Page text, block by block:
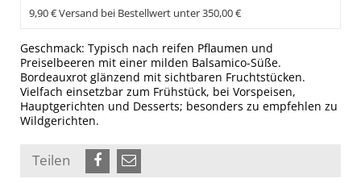
9,90 € Versand bei Bestellwert unter 350,00 €
Geschmack: Typisch nach reifen Pflaumen und
Preiselbeeren mit einer milden Balsamico-Süße.
Bordeauxrot glänzend mit sichtbaren Fruchtstücken.
Vielfach einsetzbar zum Frühstück, bei Vorspeisen,
Hauptgerichten und Desserts; besonders zu empfehlen zu
Wildgerichten.
Teilen